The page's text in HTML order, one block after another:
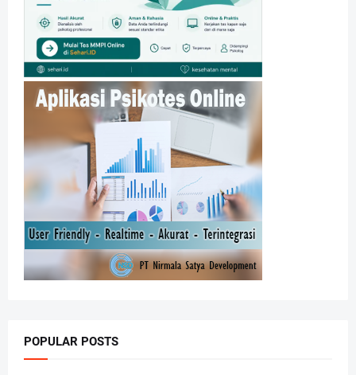
POPULAR POSTS